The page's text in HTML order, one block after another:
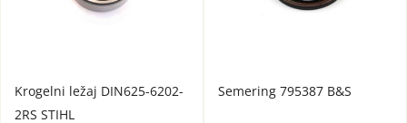
Krogelni ležaj DIN625-6202-
2RS STIHL
Semering 795387 B&S